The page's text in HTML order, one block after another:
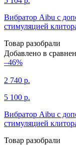
Вибратор Aibu с
стимуляцией
Товар разобрали
Добавлено в
–46%
2 740 р.
5 100 р.
Вибратор Aibu с
стимуляцией
Товар разобрали